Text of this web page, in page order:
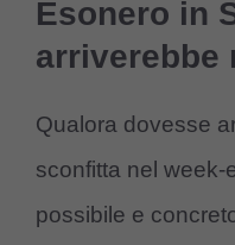
Esonero in
arriverebbe
Qualora dovesse
sconfitta nel week-
possibile e